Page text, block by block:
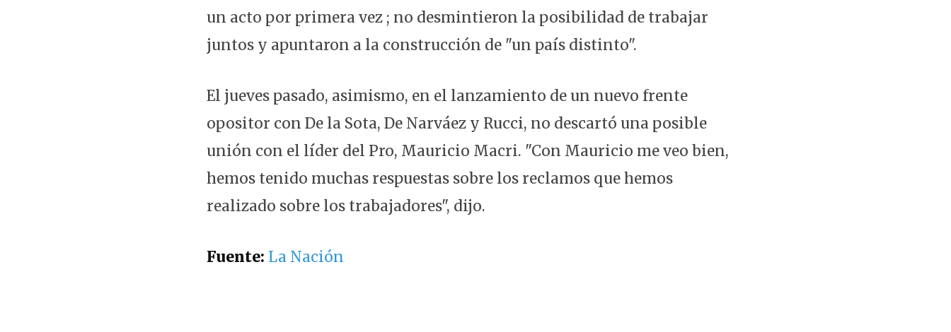
un acto por primera vez ; no desmintieron la posibilidad de trabajar
juntos y apuntaron a la construcción de "un país distinto".
El jueves pasado, asimismo, en el lanzamiento de un nuevo frente
opositor con De la Sota, De Narváez y Rucci, no descartó una posible
unión con el líder del Pro, Mauricio Macri. "Con Mauricio me veo bien,
hemos tenido muchas respuestas sobre los reclamos que hemos
realizado sobre los trabajadores", dijo.
Fuente: La Nación